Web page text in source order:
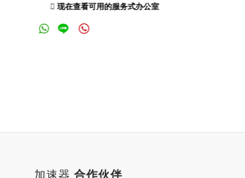
现在查看可用的服务式办公室
加速器 合作伙伴